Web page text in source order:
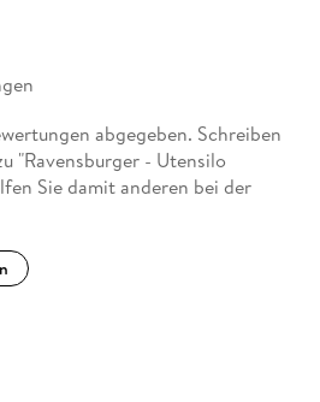
abgegeben. Schreiben
"Ravensburger - Utensilo
Sie damit anderen bei der